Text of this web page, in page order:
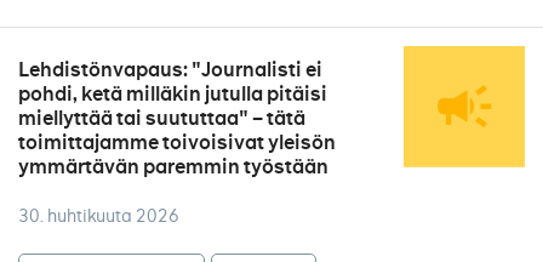
Lehdistönvapaus: "Journalisti ei
pohdi, ketä milläkin jutulla pitäisi
miellyttää tai suututtaa" – tätä
toimittajamme toivoisivat yleisön
ymmärtävän paremmin työstään
30. huhtikuuta 2026